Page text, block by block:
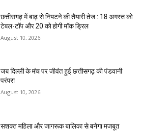
छत्तीसगढ़ में बाढ़ से निपटने की तैयारी तेज : 18 अगस्त को
टेबल-टॉप और 20 को होगी मॉक ड्रिल
August 10, 2026
जब दिल्ली के मंच पर जीवंत हुई छत्तीसगढ़ की पंडवानी
परंपरा
August 10, 2026
सशक्त महिला और जागरूक बालिका से बनेगा मजबूत